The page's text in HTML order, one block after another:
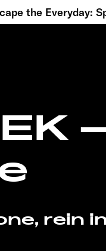
the Everyday:
rein